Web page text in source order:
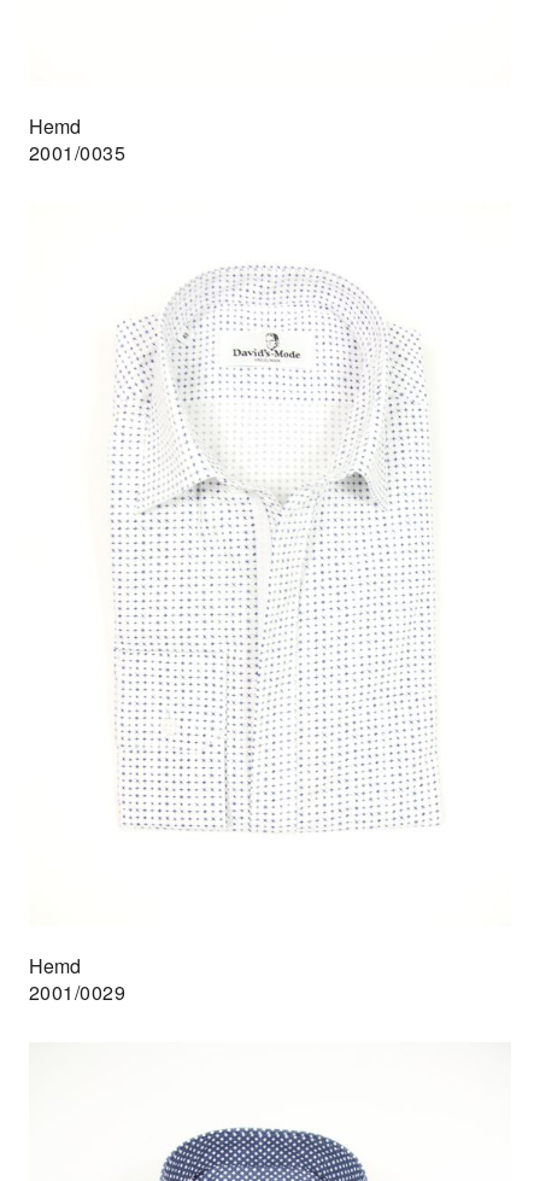
Hemd
2001/0035
Hemd
2001/0029